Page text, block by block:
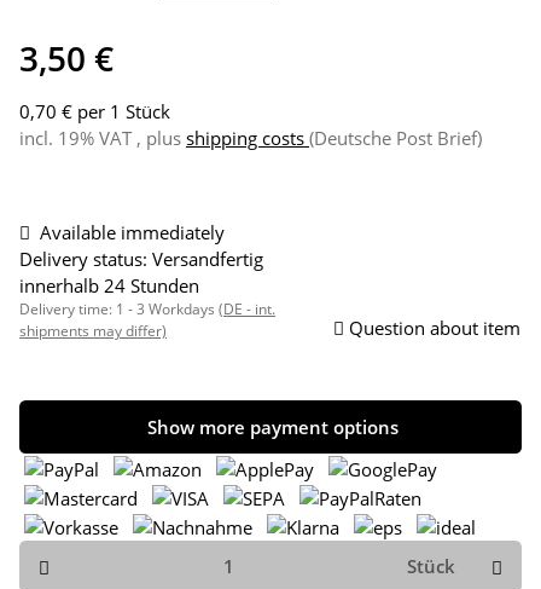
3,50 €
0,70 € per 1 Stück
incl. 19% VAT , plus shipping costs (Deutsche Post Brief)
Available immediately
Delivery status: Versandfertig
innerhalb 24 Stunden
Delivery time: 1 - 3 Workdays (DE - int.
shipments may differ)
Question about item
Show more payment options
Stück